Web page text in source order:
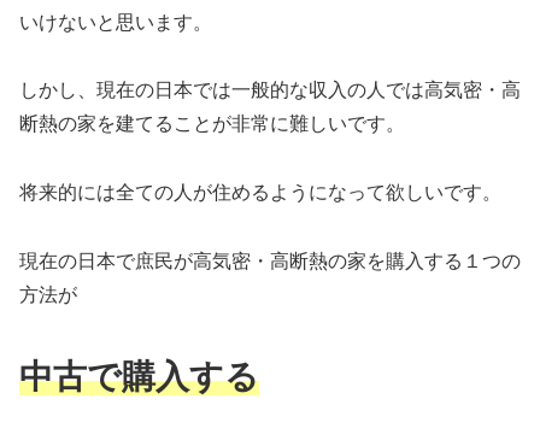
いけないと思います。
しかし、現在の日本では一般的な収入の人では高気密・高
断熱の家を建てることが非常に難しいです。
将来的には全ての人が住めるようになって欲しいです。
現在の日本で庶民が高気密・高断熱の家を購入する１つの
方法が
中古で購入する